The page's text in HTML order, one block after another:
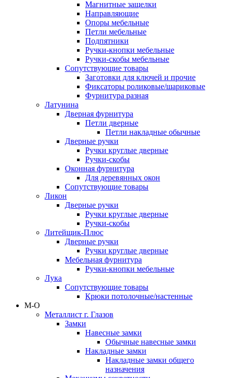
Магнитные защелки
Направляющие
Опоры мебельные
Петли мебельные
Подпятники
Ручки-кнопки мебельные
Ручки-скобы мебельные
Сопутствующие товары
Заготовки для ключей и прочие
Фиксаторы роликовые/шариковые
Фурнитура разная
Латунина
Дверная фурнитура
Петли дверные
Петли накладные обычные
Дверные ручки
Ручки круглые дверные
Ручки-скобы
Оконная фурнитура
Для деревянных окон
Сопутствующие товары
Ликон
Дверные ручки
Ручки круглые дверные
Ручки-скобы
Литейщик-Плюс
Дверные ручки
Ручки круглые дверные
Мебельная фурнитура
Ручки-кнопки мебельные
Лука
Сопутствующие товары
Крюки потолочные/настенные
М-О
Металлист г. Глазов
Замки
Навесные замки
Обычные навесные замки
Накладные замки
Накладные замки общего
назначения